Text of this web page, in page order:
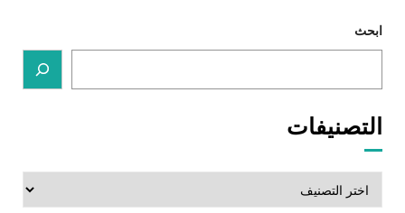
ابحث
التصنيفات
التصنيفات